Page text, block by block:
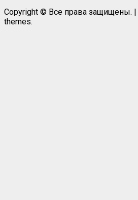
Copyright © Все права защищены.
themes.